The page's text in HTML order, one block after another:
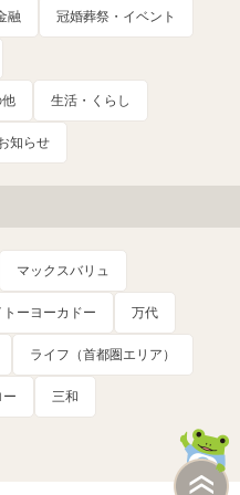
融 冠婚葬祭・イベント
生活・くらし
知らせ
マックスバリュ
トーヨーカドー 万代
ライフ（首都圏エリア）
ー 三和